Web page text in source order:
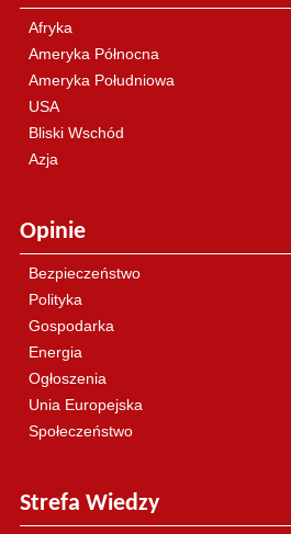
Afryka
Ameryka Północna
Ameryka Południowa
USA
Bliski Wschód
Azja
Opinie
Bezpieczeństwo
Polityka
Gospodarka
Energia
Ogłoszenia
Unia Europejska
Społeczeństwo
Strefa Wiedzy